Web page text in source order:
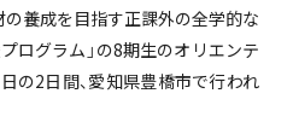
養成を目指す正課外の全学的な
ログラム」の8期生のオリエンテ
の2日間、愛知県豊橋市で行われ